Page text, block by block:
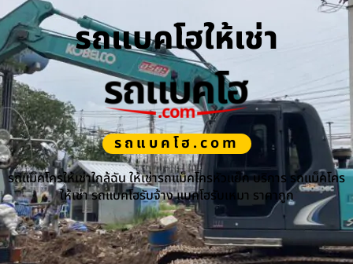
รถแบคโฮให้เช่า
รถแบคโฮ.com
รถแม็คโครให้เช่าใกล้ฉัน ให้เช่ารถแม็คโครหัวแย็ก บริการ รถแม็คโคร
ให้เช่า รถแบคโฮรับจ้าง แบคโฮรับเหมา ราคาถูก